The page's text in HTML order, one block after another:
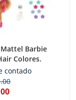
Barbie
Colores.
contado